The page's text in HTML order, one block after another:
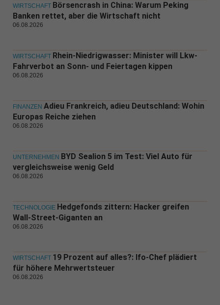
WIRTSCHAFT Börsencrash in China: Warum Peking
Banken rettet, aber die Wirtschaft nicht
06.08.2026
WIRTSCHAFT Rhein-Niedrigwasser: Minister will Lkw-
Fahrverbot an Sonn- und Feiertagen kippen
06.08.2026
FINANZEN Adieu Frankreich, adieu Deutschland: Wohin
Europas Reiche ziehen
06.08.2026
UNTERNEHMEN BYD Sealion 5 im Test: Viel Auto für
vergleichsweise wenig Geld
06.08.2026
TECHNOLOGIE Hedgefonds zittern: Hacker greifen
Wall-Street-Giganten an
06.08.2026
WIRTSCHAFT 19 Prozent auf alles?: Ifo-Chef plädiert
für höhere Mehrwertsteuer
06.08.2026